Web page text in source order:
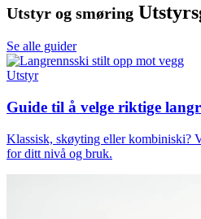
Utstyr og smøring
Se alle guider
Utstyr
Guide til å velge riktige
Klassisk, skøyting eller kombiniski?
for ditt nivå og bruk.